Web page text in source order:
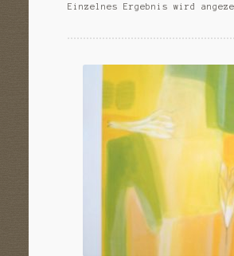
Mein Konto
Zahlungsarten
Einzelnes Ergebnis wird